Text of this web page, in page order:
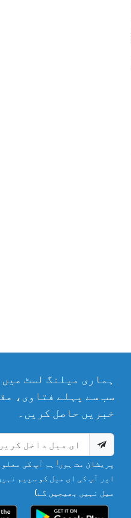
ہماری میلنگ لسٹ
سب سے پہلے فتاوی،
خبریں حاصل کریں۔
پریشان مت ہوں! ہم آپ کی
اور آپ کی ای میل کو سپیم
میل نہیں بھیجیں گے)